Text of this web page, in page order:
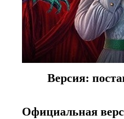
Версия:
Официальная